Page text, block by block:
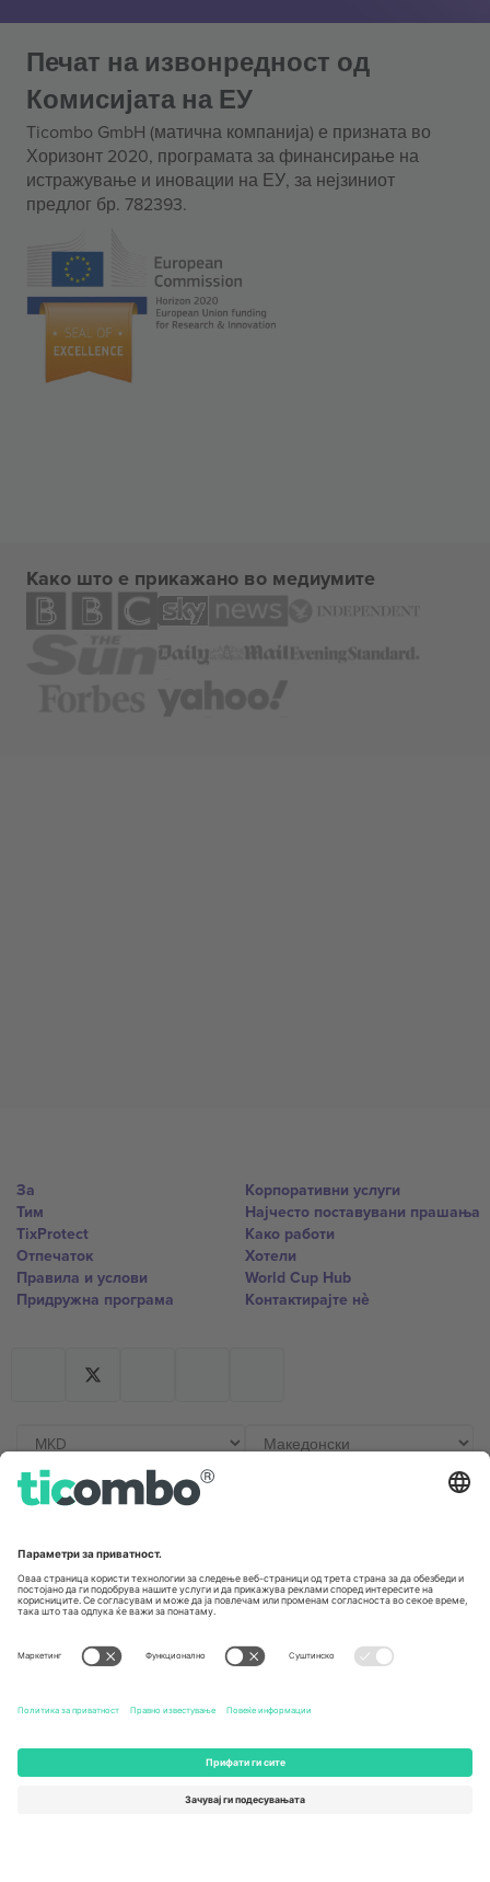
Печат на извонредност од
Комисијата на ЕУ
Ticombo GmbH (матична компанија) е призната во
Хоризонт 2020, програмата за финансирање на
истражување и иновации на ЕУ, за нејзиниот
предлог бр. 782393.
Како што е прикажано во медиумите
За
Тим
TixProtect
Отпечаток
Правила и услови
Придружна програма
Корпоративни услуги
Најчесто поставувани прашања
Како работи
Хотели
World Cup Hub
Контактирајте нѐ
Unter den Linden 24, 10117
Berlin, Germany
167 City Road, London, Greater
Kingdom
Newark, Delaware 19713, United
States
Engelberg, Switzerland